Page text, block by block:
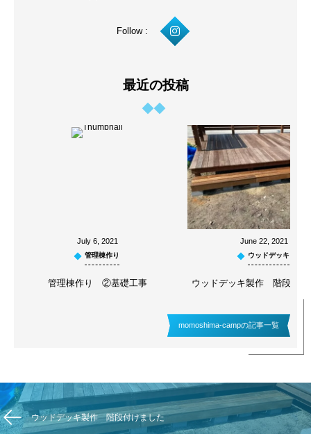
Follow :
最近の投稿
July 6, 2021
管理棟作り
管理棟作り ②基礎工事
June 22, 2021
ウッドデッキ
ウッドデッキ製作 階段付け
momoshima-campの記事一覧
ウッドデッキ製作 階段付けました